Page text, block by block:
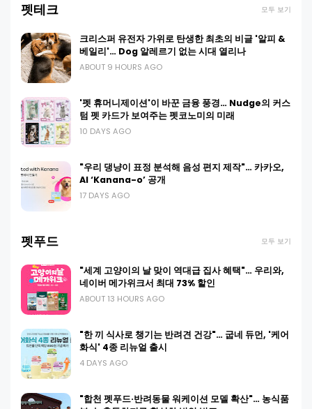
펫테크 모두 보기
크리스퍼 유전자 가위로 탄생한 최초의 비글 '알피 &
베일리'… Dog 알레르기 없는 시대 열리나
ABOUT 9 HOURS AGO
'펫 휴머니제이션'이 바꾼 금융 풍경… Nudge의 커스
텀 펫 카드가 보여주는 펫코노미의 미래
10 DAYS AGO
"우리 댕냥이 표정 분석해 음성 편지 제작"… 카카오,
AI ‘Kanana-o’ 공개
17 DAYS AGO
펫푸드 모두 보기
"세계 고양이의 날 맞이 역대급 집사 혜택"… 우리와,
네이버 메가위크서 최대 73% 할인
ABOUT 13 HOURS AGO
"한 끼 식사로 챙기는 반려견 건강"… 굽네 듀먼, '케어
화식' 4종 리뉴얼 출시
4 DAYS AGO
"합천 펫푸드·반려동물 워케이션 모델 확산"… 농식품